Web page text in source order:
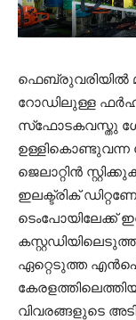
ഫെബ്രുവരിയില്‍
റോഡിലുള്ള
സ്‌ഫോടകവസ്തു
ഉള്ളികൊണ്ടുവന്ന
ജെലാറ്റിന്‍
ഇലക്ട്രിക്
ടെംപോയിലേക്ക്
ഏറ്റെടുത്ത
വിവരങ്ങളുടെ